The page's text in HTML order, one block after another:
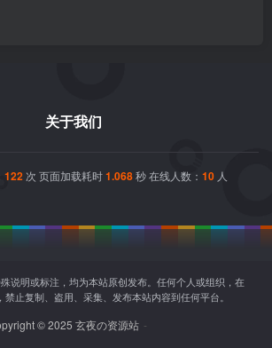
关于我们
122 次 页面加载耗时1.068秒 在线人数： 10 人
说明或标注，均为本站原创发布。任何个人或组织，在
止复制、盗用、采集、发布本站内容到任何平台。
© 2025 玄夜の资源站 -